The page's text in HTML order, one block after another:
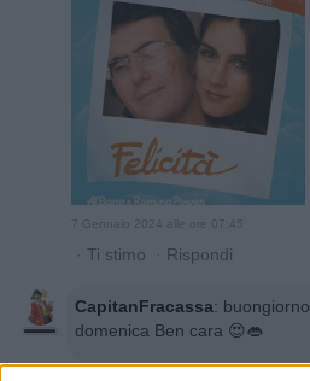
7 Gennaio 2024 alle ore 07:45
· Ti stimo · Rispondi
CapitanFracassa: buongiorno
domenica Ben cara 😍👄